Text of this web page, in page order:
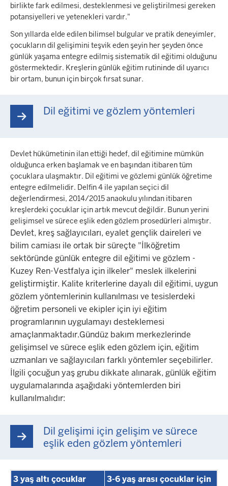
birlikte fark edilmesi, desteklenmesi ve geliştirilmesi gereken
potansiyelleri ve yetenekleri vardır."
Son yıllarda elde edilen bilimsel bulgular ve pratik deneyimler,
çocukların dil gelişimini teşvik eden şeyin her şeyden önce
günlük yaşama entegre edilmiş sistematik dil eğitimi olduğunu
göstermektedir. Kreşlerin günlük eğitim rutininde dil uyarıcı
bir ortam, bunun için birçok fırsat sunar.
Dil eğitimi ve gözlem yöntemleri
Devlet hükümetinin ilan ettiği hedef, dil eğitimine mümkün
olduğunca erken başlamak ve en başından itibaren tüm
çocuklara ulaşmaktır. Dil eğitimi ve gözlemi günlük öğretime
entegre edilmelidir. Delfin 4 ile yapılan seçici dil
değerlendirmesi, 2014/2015 anaokulu yılından itibaren
kreşlerdeki çocuklar için artık mevcut değildir. Bunun yerini
gelişimsel ve sürece eşlik eden gözlem prosedürleri almıştır.
Devlet, kreş sağlayıcıları, eyalet gençlik daireleri ve
bilim camiası ile ortak bir süreçte "İlköğretim
sektöründe günlük entegre dil eğitimi ve gözlem -
Kuzey Ren-Vestfalya için ilkeler" meslek ilkelerini
geliştirmiştir. Kalite kriterlerine dayalı dil eğitimi, uygun
gözlem yöntemlerinin kullanılması ve tesislerdeki
öğretim personeli ve ekipler için iyi eğitim
programlarının uygulamayı desteklemesi
amaçlanmaktadır.Gündüz bakım merkezlerinde
gelişimsel ve sürece eşlik eden gözlem için, eğitim
uzmanları ve sağlayıcıları farklı yöntemler seçebilirler.
İlgili çocuğun yaş grubu dikkate alınarak, günlük eğitim
uygulamalarında aşağıdaki yöntemlerden biri
kullanılmalıdır:
Dil gelişimi için gelişim ve sürece
eşlik eden gözlem yöntemleri
3 yaş altı çocuklar
3-6 yaş arası çocuklar için